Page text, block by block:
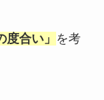
度合い」
を考